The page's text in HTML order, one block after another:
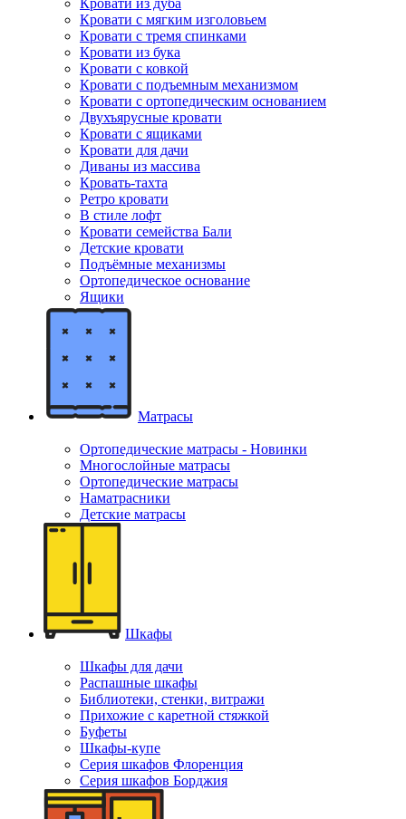
Кровати из дуба
Кровати с мягким изголовьем
Кровати с тремя спинками
Кровати из бука
Кровати с ковкой
Кровати с подъемным механизмом
Кровати с ортопедическим основанием
Двухъярусные кровати
Кровати с ящиками
Кровати для дачи
Диваны из массива
Кровать-тахта
Ретро кровати
В стиле лофт
Кровати семейства Бали
Детские кровати
Подъёмные механизмы
Ортопедическое основание
Ящики
Матрасы
Ортопедические матрасы - Новинки
Многослойные матрасы
Ортопедические матрасы
Наматрасники
Детские матрасы
Шкафы
Шкафы для дачи
Распашные шкафы
Библиотеки, стенки, витражи
Прихожие с каретной стяжкой
Буфеты
Шкафы-купе
Серия шкафов Флоренция
Серия шкафов Борджия